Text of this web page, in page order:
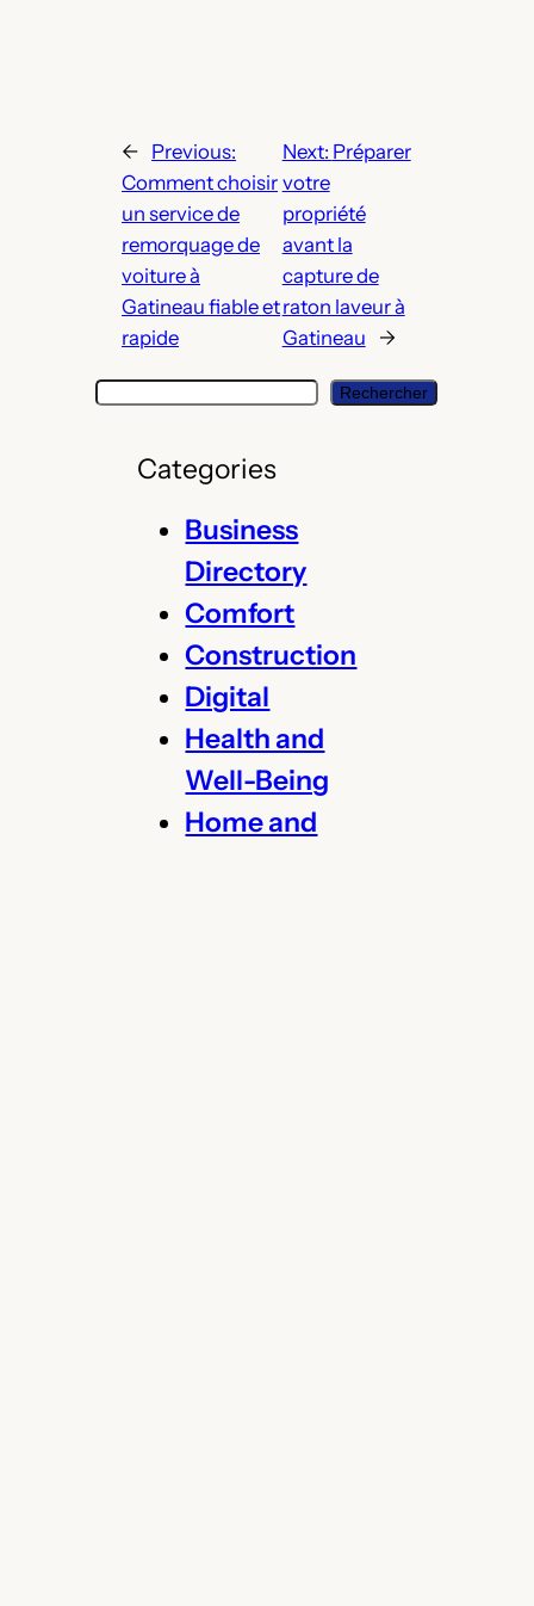
← Previous:
Comment choisir
un service de
remorquage de
voiture à
Gatineau fiable et
rapide
Next: Préparer
votre
propriété
avant la
capture de
raton laveur à
Gatineau
→
Rechercher
Categories
Business
Directory
Comfort
Construction
Digital
Health and
Well-Being
Home and